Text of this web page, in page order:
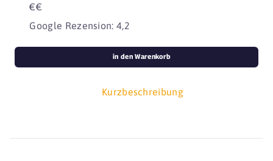
€€
Google Rezension: 4,2
Kurzbeschreibung
in den Warenkorb